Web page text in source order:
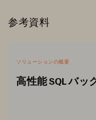
参考資料
ソリューションの概要
高性能 SQL バッ